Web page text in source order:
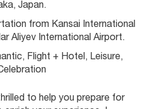
Japan.
from Kansai International
Aliyev International Airport.
Flight + Hotel, Leisure,
to help you prepare for